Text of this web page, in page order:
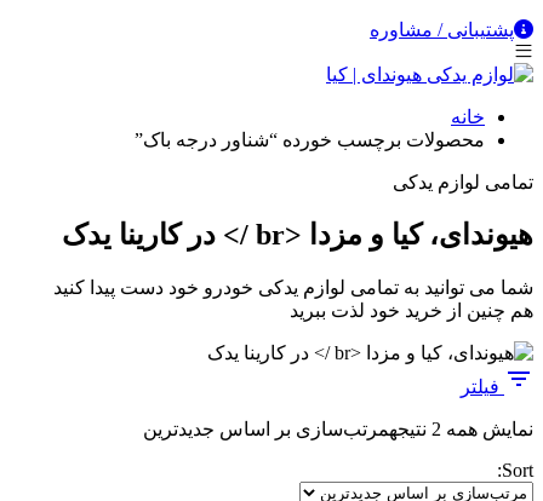
پشتیبانی / مشاوره
خانه
محصولات برچسب خورده “شناور درجه باک”
تمامی لوازم یدکی
هیوندای، کیا و مزدا <br /> در کارینا یدک
شما می توانید به تمامی لوازم یدکی خودرو خود دست پیدا کنید
هم چنین از خرید خود لذت ببرید
فیلتر
نمایش همه 2 نتیجه
مرتب‌سازی بر اساس جدیدترین
Sort: